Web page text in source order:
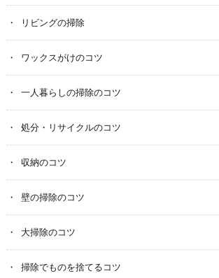
リビングの掃除
ワックスがけのコツ
一人暮らしの掃除のコツ
処分・リサイクルのコツ
収納のコツ
壁の掃除のコツ
大掃除のコツ
掃除でものを捨てるコツ